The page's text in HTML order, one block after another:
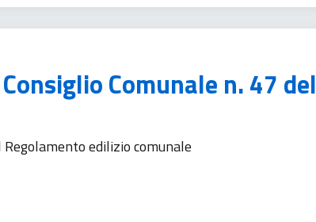
Comunale n. 47 del
edilizio comunale